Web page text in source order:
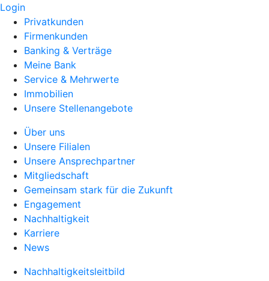
Login
Privatkunden
Firmenkunden
Banking & Verträge
Meine Bank
Service & Mehrwerte
Immobilien
Unsere Stellenangebote
Über uns
Unsere Filialen
Unsere Ansprechpartner
Mitgliedschaft
Gemeinsam stark für die Zukunft
Engagement
Nachhaltigkeit
Karriere
News
Nachhaltigkeitsleitbild